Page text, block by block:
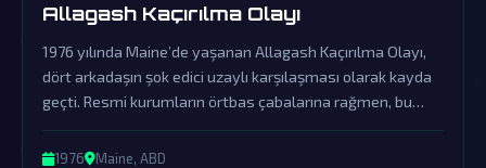
Allagash Kaçırılma Olayı
1976 yılında Maine’de yaşanan Allagash Kaçırılma Olayı,
dört arkadaşın şok edici uzaylı karşılaşması olarak kayda
geçti. Resmi kurumların örtbas çabalarına rağmen, bu
olay dünya dışı varlıkların varlığına en çarpıcı kanıtlardan
biri olarak kabul edilmektedir.
1976 Maine, ABD